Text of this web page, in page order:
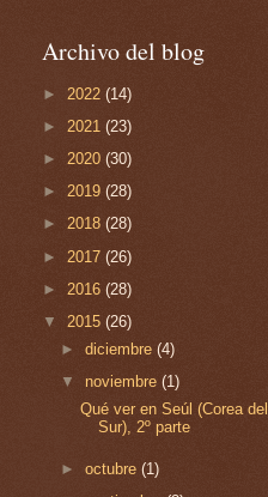
Archivo del blog
► 2022 (14)
► 2021 (23)
► 2020 (30)
► 2019 (28)
► 2018 (28)
► 2017 (26)
► 2016 (28)
▼ 2015 (26)
►diciembre(4)
▼ noviembre(1)
Qué ver en Seúl (Corea del
Sur), 2º parte
►octubre(1)